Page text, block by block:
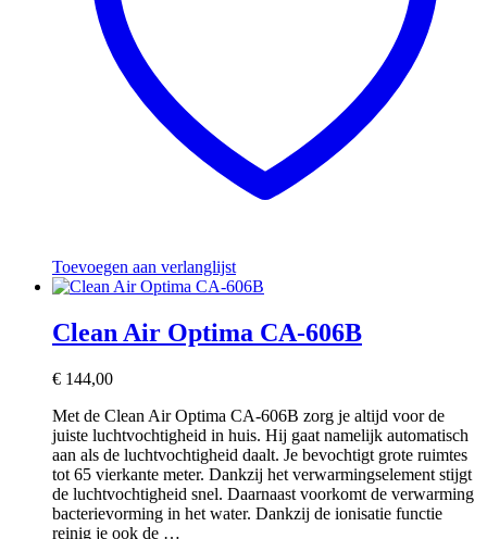
Toevoegen aan verlanglijst
Clean Air Optima CA-606B
€ 144,00
Met de Clean Air Optima CA-606B zorg je altijd voor de
juiste luchtvochtigheid in huis. Hij gaat namelijk automatisch
aan als de luchtvochtigheid daalt. Je bevochtigt grote ruimtes
tot 65 vierkante meter. Dankzij het verwarmingselement stijgt
de luchtvochtigheid snel. Daarnaast voorkomt de verwarming
bacterievorming in het water. Dankzij de ionisatie functie
reinig je ook de …